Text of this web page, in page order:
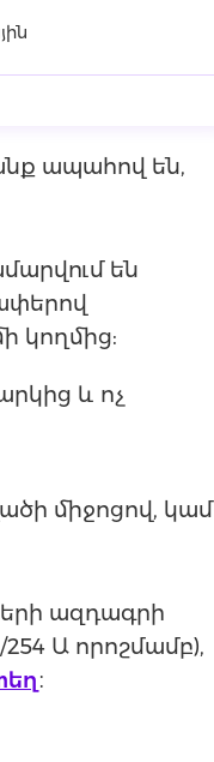
ապահով են,
են
կողմից:
և ոչ
միջոցով, կամ
ազդագրի
Ա որոշմամբ),
։